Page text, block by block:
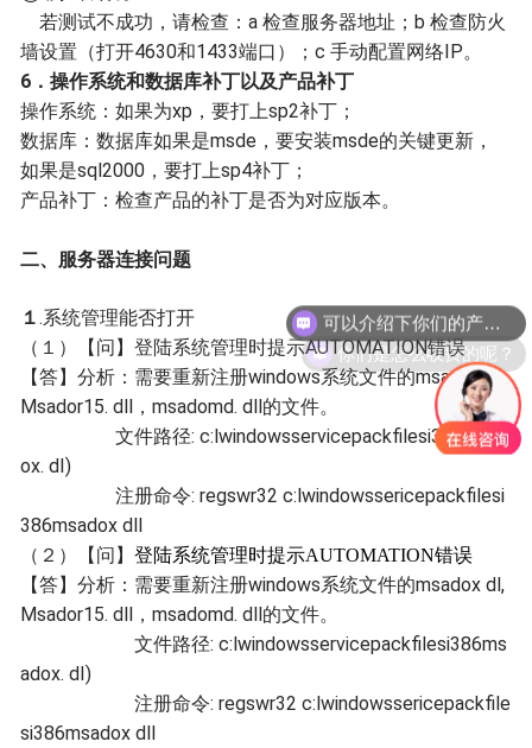
若测试不成功，请检查：a 检查服务器地址；b 检查防火
墙设置（打开4630和1433端口）；c 手动配置网络IP。
6．操作系统和数据库补丁以及产品补丁
操作系统：如果为xp，要打上sp2补丁；
数据库：数据库如果是msde，要安装msde的关键更新，
如果是sql2000，要打上sp4补丁；
产品补丁：检查产品的补丁是否为对应版本。
二、 服务器连接问题
１.系统管理能否打开
（１）
【问】登陆系统管理时提示AUTOMATION错误
【答】分析： 需要重新注册windows系统文件的msadox dl,
Msador15. dll，msadomd. dll的文件。
文件路径: c:lwindowsservicepackfilesi386msad
ox. dI)
注册命令: regswr32 c:lwindowssericepackfilesi
386msadox dll
（２）
【问】登陆系统管理时提示AUTOMATION错误
【答】分析： 需要重新注册windows系统文件的msadox dl,
Msador15. dll，msadomd. dll的文件。
文件路径: c:lwindowsservicepackfilesi386ms
adox. dI)
注册命令: regswr32 c:lwindowssericepackfile
si386msadox dll
你们是怎么收费的呢？